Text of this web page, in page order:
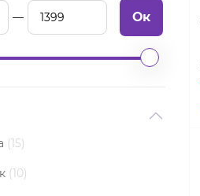
Ок
15
10